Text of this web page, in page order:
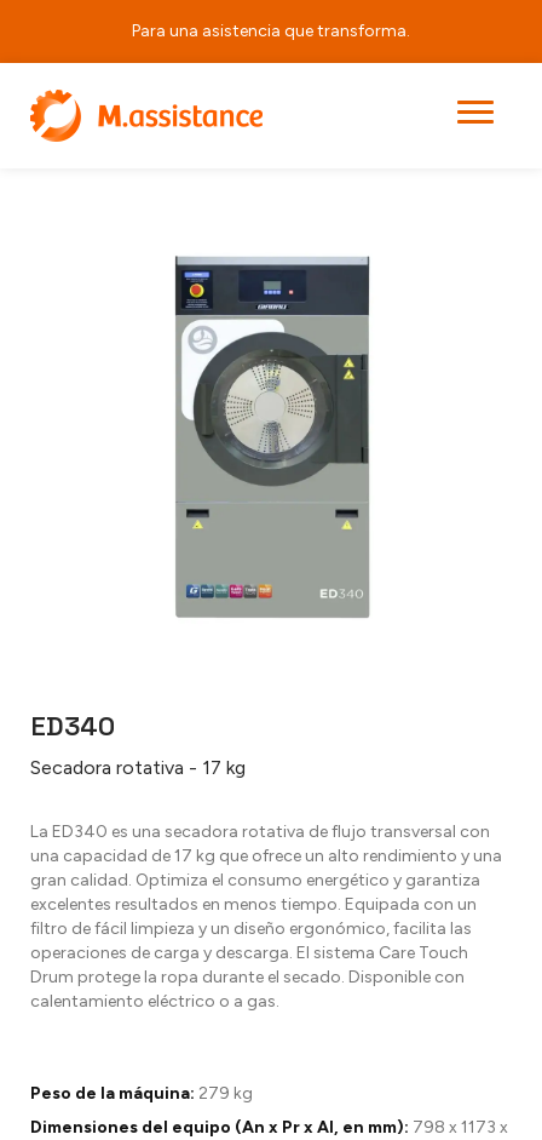
Para una asistencia que transforma.
Principal
ED340
Secadora rotativa - 17 kg
La ED340 es una secadora rotativa de flujo transversal con
una capacidad de 17 kg que ofrece un alto rendimiento y una
gran calidad. Optimiza el consumo energético y garantiza
excelentes resultados en menos tiempo. Equipada con un
filtro de fácil limpieza y un diseño ergonómico, facilita las
operaciones de carga y descarga. El sistema Care Touch
Drum protege la ropa durante el secado. Disponible con
calentamiento eléctrico o a gas.
Peso de la máquina: 279 kg
Dimensiones del equipo (An x Pr x Al, en mm): 798 x 1173 x